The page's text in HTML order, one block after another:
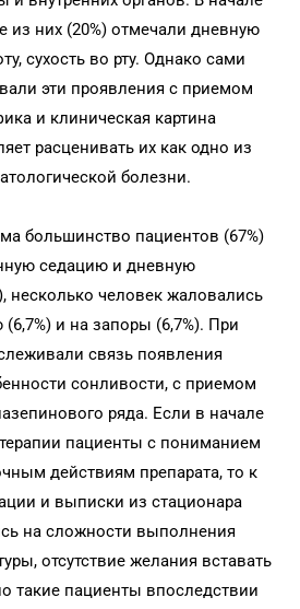
из них (20%) отмечали дневную
сухость во рту. Однако сами
эти проявления с приемом
и клиническая картина
расценивать их как одно из
болезни.
большинство пациентов (67%)
седацию и дневную
несколько человек жаловались
и на запоры (6,7%). При
связь появления
сонливости, с приемом
ряда. Если в начале
пациенты с пониманием
действиям препарата, то к
и выписки из стационара
на сложности выполнения
отсутствие желания вставать
такие пациенты впоследствии